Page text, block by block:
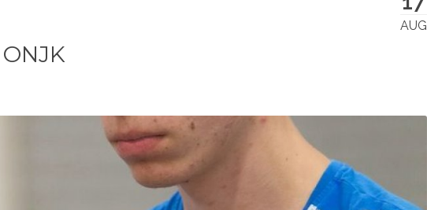
AUG